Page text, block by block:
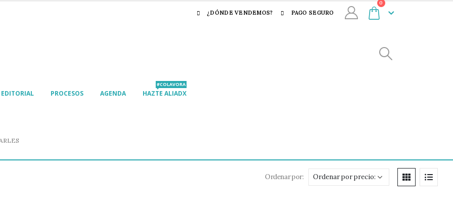
¿DÓNDE VENDEMOS? PAGO SEGURO
0
EDITORIAL PROCESOS AGENDA HAZTE ALIADX
#COLAVORA
Ordenar por: